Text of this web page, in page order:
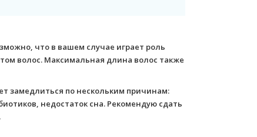
что в вашем случае играет роль
волос. Максимальная длина волос также
замедлиться по нескольким причинам:
недостаток сна. Рекомендую сдать